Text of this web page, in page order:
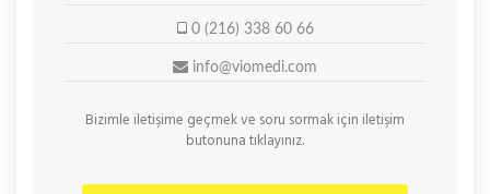
0 (216) 338 60 66
info@viomedi.com
Bizimle iletişime geçmek ve soru sormakiçin iletişim
butonuna tıklayınız.